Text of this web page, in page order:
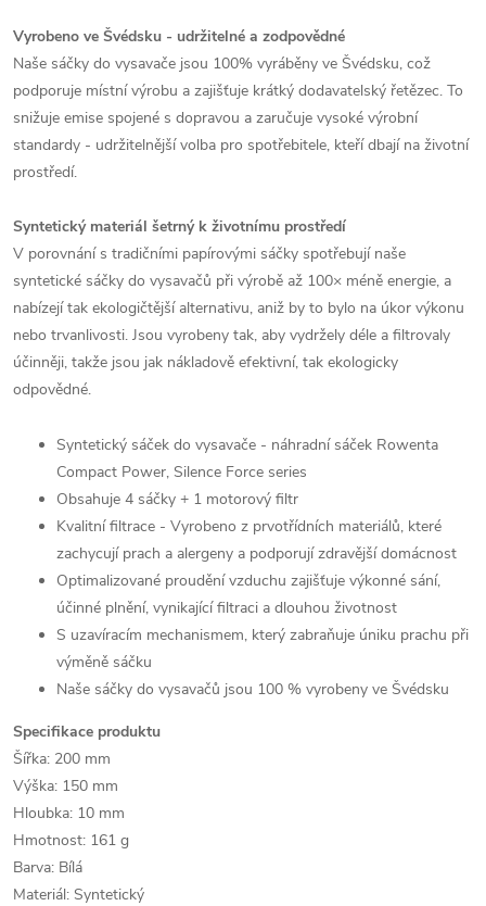
Vyrobeno ve Švédsku - udržitelné a zodpovědné
Naše sáčky do vysavače jsou 100% vyráběny ve Švédsku, což
podporuje místní výrobu a zajišťuje krátký dodavatelský řetězec. To
snižuje emise spojené s dopravou a zaručuje vysoké výrobní
standardy - udržitelnější volba pro spotřebitele, kteří dbají na životní
prostředí.
Syntetický materiál šetrný k životnímu prostředí
V porovnání s tradičními papírovými sáčky spotřebují naše
syntetické sáčky do vysavačů při výrobě až 100× méně energie, a
nabízejí tak ekologičtější alternativu, aniž by to bylo na úkor výkonu
nebo trvanlivosti. Jsou vyrobeny tak, aby vydržely déle a filtrovaly
účinněji, takže jsou jak nákladově efektivní, tak ekologicky
odpovědné.
Syntetický sáček do vysavače - náhradní sáček Rowenta
Compact Power, Silence Force series
Obsahuje 4 sáčky + 1 motorový filtr
Kvalitní filtrace - Vyrobeno z prvotřídních materiálů, které
zachycují prach a alergeny a podporují zdravější domácnost
Optimalizované proudění vzduchu zajišťuje výkonné sání,
účinné plnění, vynikající filtraci a dlouhou životnost
S uzavíracím mechanismem, který zabraňuje úniku prachu při
výměně sáčku
Naše sáčky do vysavačů jsou 100 % vyrobeny ve Švédsku
Specifikace produktu
Šířka: 200 mm
Výška: 150 mm
Hloubka: 10 mm
Hmotnost: 161 g
Barva: Bílá
Materiál: Syntetický